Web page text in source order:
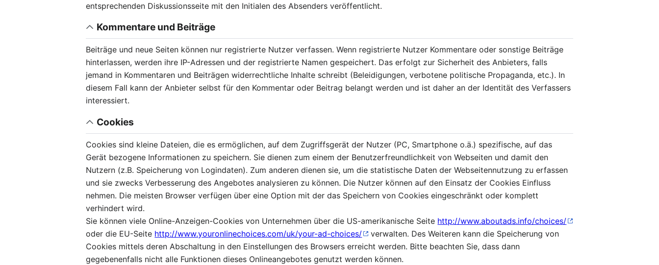
entsprechenden Diskussionsseite mit den Initialen des Absenders veröffentlicht.
Kommentare und Beiträge
Beiträge und neue Seiten können nur registrierte Nutzer verfassen. Wenn registrierte Nutzer Kommentare oder sonstige Beiträge
hinterlassen, werden ihre IP-Adressen und der registrierte Namen gespeichert. Das erfolgt zur Sicherheit des Anbieters, falls
jemand in Kommentaren und Beiträgen widerrechtliche Inhalte schreibt (Beleidigungen, verbotene politische Propaganda, etc.). In
diesem Fall kann der Anbieter selbst für den Kommentar oder Beitrag belangt werden und ist daher an der Identität des Verfassers
interessiert.
Cookies
Cookies sind kleine Dateien, die es ermöglichen, auf dem Zugriffsgerät der Nutzer (PC, Smartphone o.ä.) spezifische, auf das
Gerät bezogene Informationen zu speichern. Sie dienen zum einem der Benutzerfreundlichkeit von Webseiten und damit den
Nutzern (z.B. Speicherung von Logindaten). Zum anderen dienen sie, um die statistische Daten der Webseitennutzung zu erfassen
und sie zwecks Verbesserung des Angebotes analysieren zu können. Die Nutzer können auf den Einsatz der Cookies Einfluss
nehmen. Die meisten Browser verfügen über eine Option mit der das Speichern von Cookies eingeschränkt oder komplett
verhindert wird.
Sie können viele Online-Anzeigen-Cookies von Unternehmen über die US-amerikanische Seite http://www.aboutads.info/choices/
oder die EU-Seite http://www.youronlinechoices.com/uk/your-ad-choices/
verwalten. Des Weiteren kann die Speicherung von
Cookies mittels deren Abschaltung in den Einstellungen des Browsers erreicht werden. Bitte beachten Sie, dass dann
gegebenenfalls nicht alle Funktionen dieses Onlineangebotes genutzt werden können.